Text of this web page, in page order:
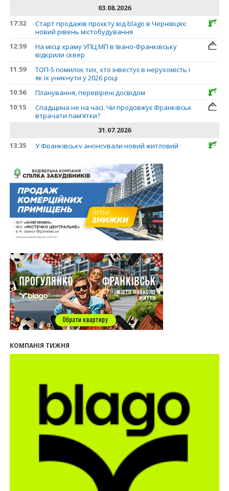
03.08.2026
17:32
Старт продажів проєкту від blago в Чернівцях:
новий рівень містобудування
12:59
На місці храму УПЦ МП в Івано-Франківську
відкрили сквер
11:59
ТОП-5 помилок тих, хто інвестує в нерухомість і
як їх уникнути у 2026 році
10:56
Планування, перевірені досвідом
10:15
Спадщина не на часі. Чи продовжує Франківськ
втрачати пам’ятки?
31.07.2026
13:35
У Франківську анонсували новий житловий
30.07.2026
15:01
Ринок житла зміщується на захід: Франківськ —
серед лідерів за зростанням цін на новобудови
13:04
“Мене все у Франківську дивує”: архітектор Ігор
Панчишин про спадщину, забудову та
майбутнє міста
29.07.2026
13:31
Спадщина не на часі. Чи продовжує Франківськ
втрачати пам’ятки?
12:26
В Івано-Франківську розпочали будівництво
нового житлового масиву «Надрічний»
09:32
У Франківську провели конференцію для
фахівців ринку нерухомості та девелоперів
27.07.2026
для Івано-Франківська
22.07.2026
Літо вигідних інвестицій: комерційні
приміщення зі знижками
21.07.2026
Як вибрати кольори для кухні у 2026 році
20.07.2026
У Поляниці та Франківську прокуратура стягує
понад 13 млн грн пайових внесків
КОМПАНІЯ ТИЖНЯ